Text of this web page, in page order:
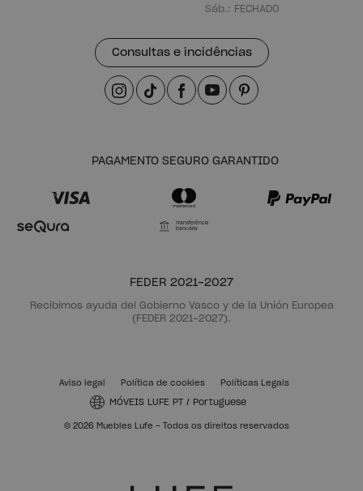
Módulo gaveta 39x30
49,99 €
AIKA
Vitrina com 3 gavetas 78x173
325,99 €
CRIE O SEU PRÓPRIO MÓVEL